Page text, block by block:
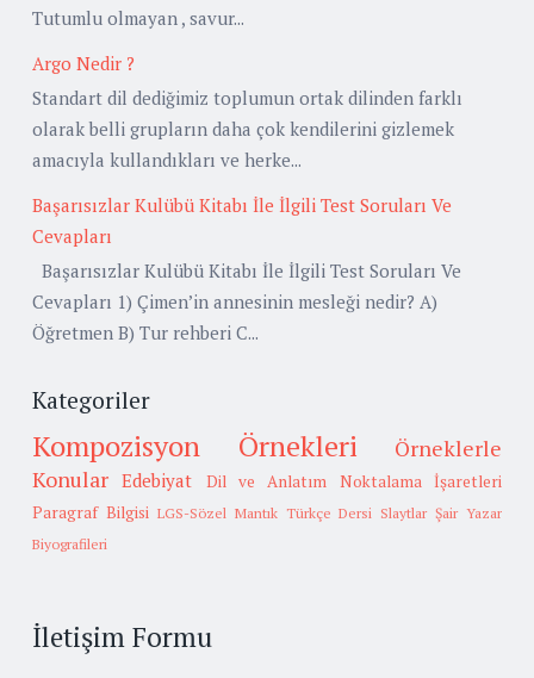
Tutumlu olmayan , savur...
Argo Nedir ?
Standart dil dediğimiz toplumun ortak dilinden farklı
olarak belli grupların daha çok kendilerini gizlemek
amacıyla kullandıkları ve herke...
Başarısızlar Kulübü Kitabı İle İlgili Test Soruları Ve
Cevapları
Başarısızlar Kulübü Kitabı İle İlgili Test Soruları Ve
Cevapları 1) Çimen’in annesinin mesleği nedir? A)
Öğretmen B) Tur rehberi C...
Kategoriler
Kompozisyon Örnekleri
Örneklerle
Konular Edebiyat Dil ve Anlatım
Noktalama İşaretleri
Paragraf Bilgisi LGS-Sözel Mantık Türkçe Dersi Slaytlar Şair Yazar
Biyografileri
İletişim Formu